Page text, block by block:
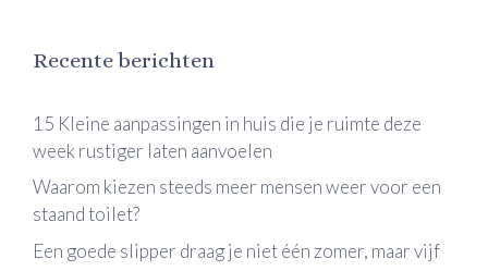
Recente berichten
15 Kleine aanpassingen in huis die je ruimte deze
week rustiger laten aanvoelen
Waarom kiezen steeds meer mensen weer voor een
staand toilet?
Een goede slipper draag je niet één zomer, maar vijf